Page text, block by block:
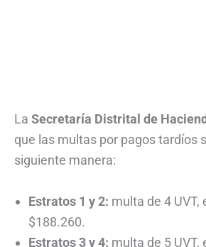
La Secretaría Distrital de
que las multas por pagos tardíos
siguiente manera:
Estratos 1 y 2: multa de 4 UVT,
$188.260.
Estratos 3 y 4: multa de 5 UVT,